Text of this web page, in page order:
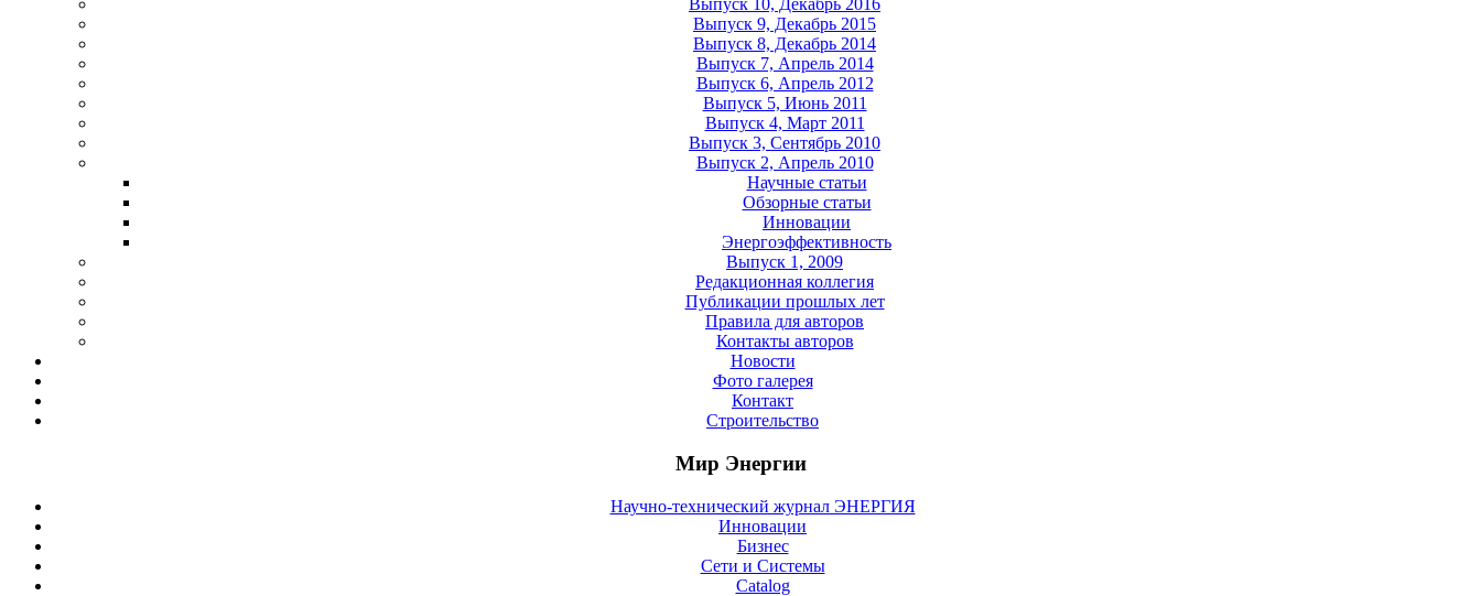
Выпуск 10, Декабрь 2016
Выпуск 9, Декабрь 2015
Выпуск 8, Декабрь 2014
Выпуск 7, Апрель 2014
Выпуск 6, Апрель 2012
Выпуск 5, Июнь 2011
Выпуск 4, Март 2011
Выпуск 3, Сентябрь 2010
Выпуск 2, Апрель 2010
Научные статьи
Обзорные статьи
Инновации
Энергоэффективность
Выпуск 1, 2009
Редакционная коллегия
Публикации прошлых лет
Правила для авторов
Контакты авторов
Новости
Фото галерея
Контакт
Строительство
Мир Энергии
Научно-технический журнал ЭНЕРГИЯ
Инновации
Бизнес
Сети и Системы
Catalog